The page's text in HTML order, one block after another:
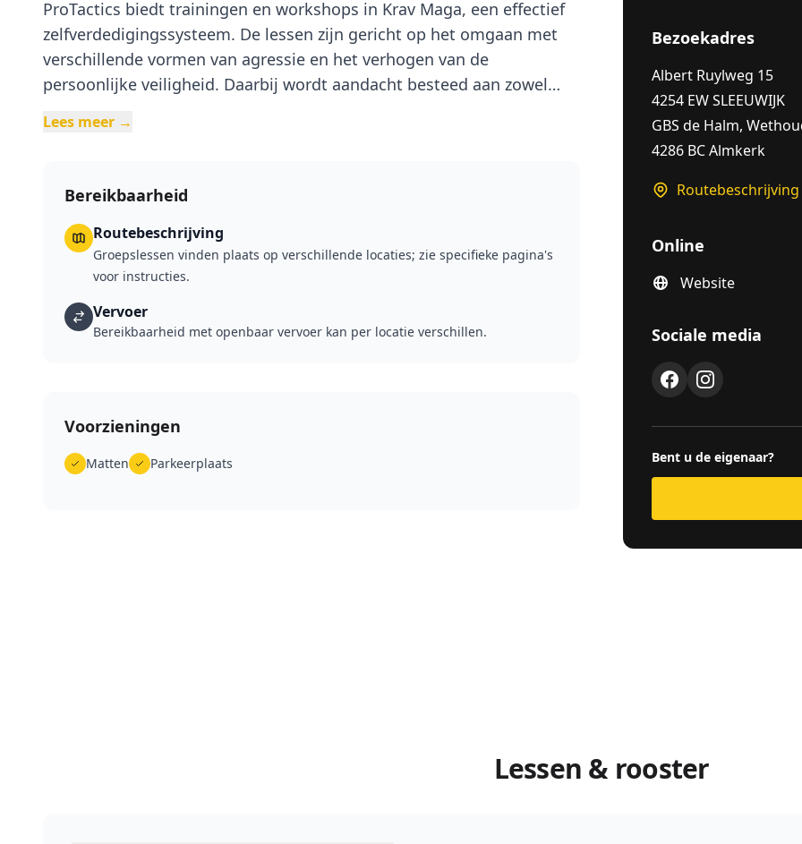
ProTactics biedt trainingen en workshops in Krav Maga, een effectief
zelfverdedigingssysteem. De lessen zijn gericht op het omgaan met
verschillende vormen van agressie en het verhogen van de
persoonlijke veiligheid. Daarbij wordt aandacht besteed aan zowel
Lees meer →
Bereikbaarheid
Routebeschrijving
Groepslessen vinden plaats op verschillende locaties; zie specifieke pagina's
voor instructies.
Vervoer
Bereikbaarheid met openbaar vervoer kan per locatie verschillen.
Voorzieningen
Matten Parkeerplaats
Bezoekadres
Albert Ruylweg 15
4254 EW SLEEUWIJK
GBS de Halm,
4286 BC Almkerk
Routebeschrijving
Online
Website
Sociale media
Bent u de eigenaar?
Lessen & rooster